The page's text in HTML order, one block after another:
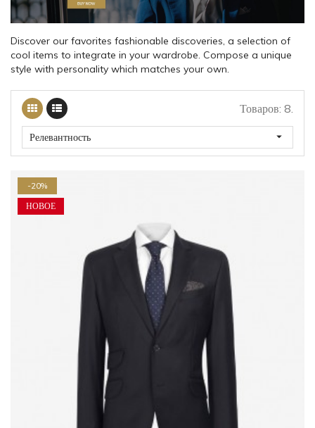
Discover our favorites fashionable discoveries, a selection of
cool items to integrate in your wardrobe. Compose a unique
style with personality which matches your own.
Товаров: 8.
Релевантность 
-20%
НОВОЕ